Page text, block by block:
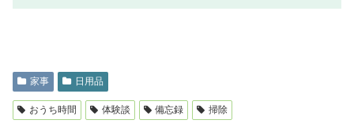
家事 日用品
おうち時間 体験談 備忘録 掃除